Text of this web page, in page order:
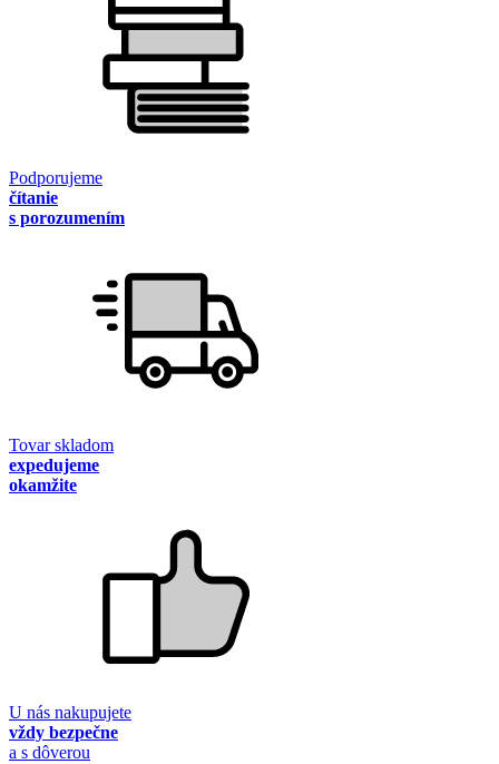
Podporujeme
čítanie
s porozumením
Tovar skladom
expedujeme
okamžite
U nás nakupujete
vždy bezpečne
a s dôverou